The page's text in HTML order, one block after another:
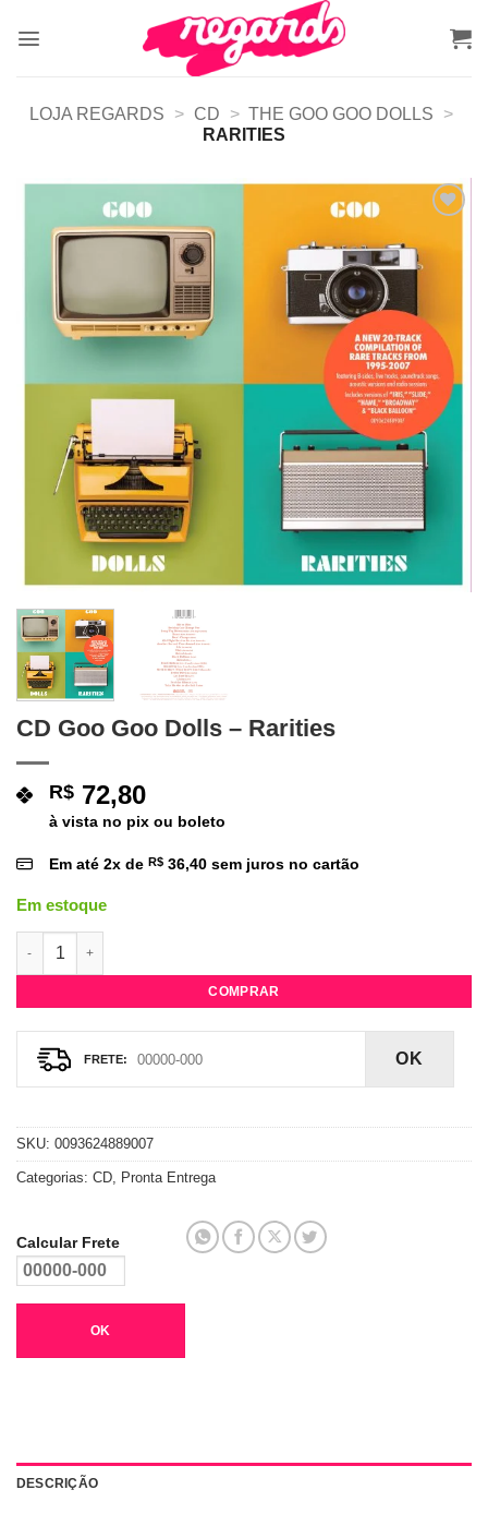
LOJA REGARDS > CD > THE GOO GOO DOLLS
>
RARITIES
a lista de
desejos
CD Goo Goo Dolls – Rarities
R$ 72,80
à vista no pix ou boleto
Em até 2x de R$ 36,40 sem juros no cartão
Em estoque
CD Goo Goo Dolls - Rarities quantidade
COMPRAR
OK
SKU: 0093624889007
Categorias: CD, Pronta Entrega
Calcular Frete
OK
DESCRIÇÃO